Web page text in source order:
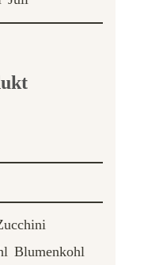
Blumenkohl